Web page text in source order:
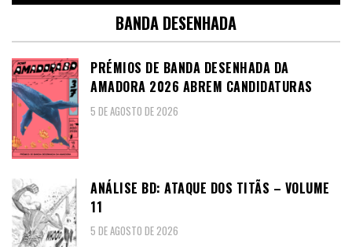
BANDA DESENHADA
PRÉMIOS DE BANDA DESENHADA DA
AMADORA 2026 ABREM CANDIDATURAS
5 DE AGOSTO DE 2026
ANÁLISE BD: ATAQUE DOS TITÃS – VOLUME
11
5 DE AGOSTO DE 2026